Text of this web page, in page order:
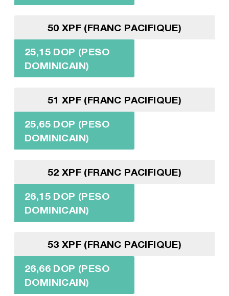
50 XPF (FRANC PACIFIQUE)
25,15 DOP (PESO
DOMINICAIN)
51 XPF (FRANC PACIFIQUE)
25,65 DOP (PESO
DOMINICAIN)
52 XPF (FRANC PACIFIQUE)
26,15 DOP (PESO
DOMINICAIN)
53 XPF (FRANC PACIFIQUE)
26,66 DOP (PESO
DOMINICAIN)